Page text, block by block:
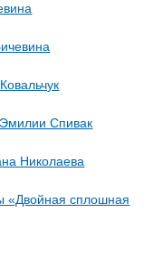
Спивак
Николаева
«Двойная сплошная